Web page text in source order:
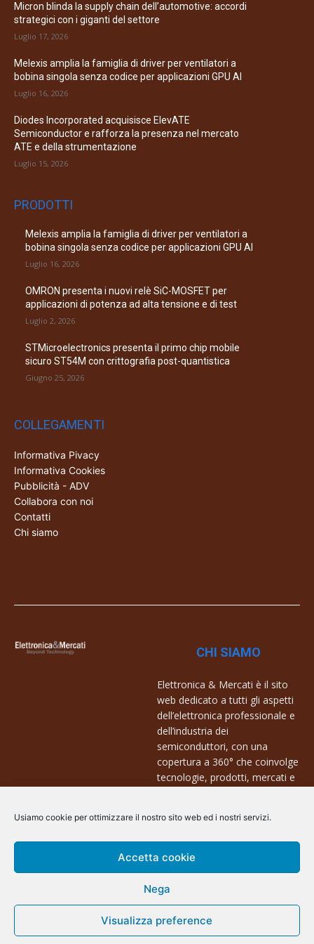
Usiamo cookie per ottimizzare il nostro sito web ed i nostri servizi.
Accetta cookie
Nega
Visualizza preference
Micron blinda la supply chain dell’automotive: accordi
strategici con i giganti del settore
Luglio 17, 2026
Melexis amplia la famiglia di driver per ventilatori a
bobina singola senza codice per applicazioni GPU AI
Luglio 16, 2026
Diodes Incorporated acquisisce ElevATE
Semiconductor e rafforza la presenza nel mercato
ATE e della strumentazione
Luglio 15, 2026
PRODOTTI
Melexis amplia la famiglia di driver per ventilatori a
bobina singola senza codice per applicazioni GPU AI
Luglio 16, 2026
OMRON presenta i nuovi relè SiC-MOSFET per
applicazioni di potenza ad alta tensione e di test
Luglio 2, 2026
STMicroelectronics presenta il primo chip mobile
sicuro ST54M con crittografia post-quantistica
Giugno 25, 2026
COLLEGAMENTI
Informativa Pivacy
Informativa Cookies
Pubblicità - ADV
Collabora con noi
Contatti
Chi siamo
CHI SIAMO
Elettronica & Mercati è il sito
web dedicato a tutti gli aspetti
dell’elettronica professionale e
dell’industria dei
semiconduttori, con una
copertura a 360° che coinvolge
tecnologie, prodotti, mercati e
Contatti:
info@arscommunication.it
@ArsCommunication 2023